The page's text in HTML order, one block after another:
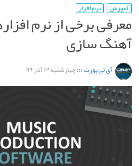
آموزش نرم افزار
معرفی برخی از نرم
آهنگ سازی
آی تی پورت:::چهارشنبه ۱۲ آذر ۹۹